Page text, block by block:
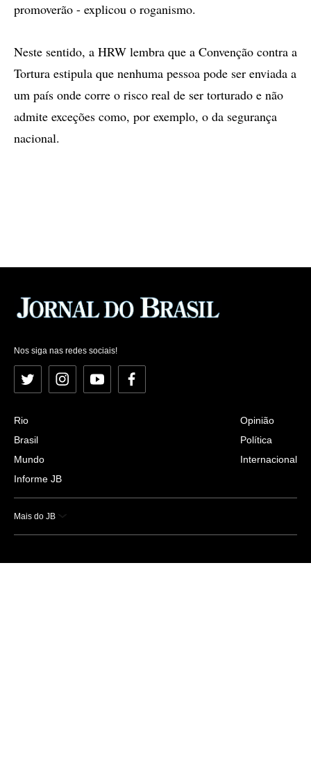
promoverão - explicou o roganismo.
Neste sentido, a HRW lembra que a Convenção contra a
Tortura estipula que nenhuma pessoa pode ser enviada a
um país onde corre o risco real de ser torturado e não
admite exceções como, por exemplo, o da segurança
nacional.
Nos siga nas redes sociais!
Twitter InstagramYouTubeFacebook
Rio
Brasil
Mundo
Informe JB
Opinião
Política
Internacional
Mais do JB
Esportes